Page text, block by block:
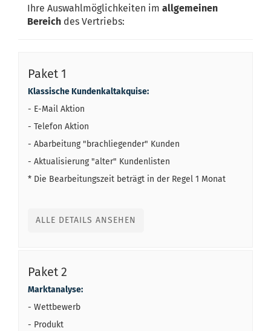
Ihre Auswahlmöglichkeiten im allgemeinen
Bereich des Vertriebs:
Paket 1
Klassische Kundenkaltakquise:
- E-Mail Aktion
- Telefon Aktion
- Abarbeitung "brachliegender" Kunden
- Aktualisierung "alter" Kundenlisten
* Die Bearbeitungszeit beträgt in der Regel 1 Monat
ALLE DETAILS ANSEHEN
Paket 2
Marktanalyse:
- Wettbewerb
- Produkt